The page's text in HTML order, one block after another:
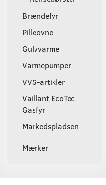
Brændefyr
Pilleovne
Gulvvarme
Varmepumper
VVS-artikler
Vaillant EcoTec
Gasfyr
Markedspladsen
Mærker